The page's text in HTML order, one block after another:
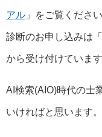
アル 」をご覧ください
診断のお申し込みは「
から受け付けています
AI検索(AIO)時代の士
いければと思います。